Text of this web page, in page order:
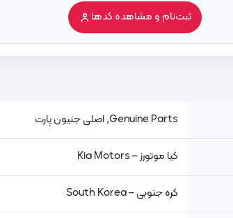
ثبت‌نام و مشاهده کدها
Genuine Parts, اصلی جنیون پارت
کیا موتورز – Kia Motors
کره جنوبی – South Korea